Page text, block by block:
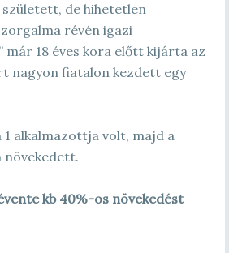
de hihetetlen
révén igazi
már 18 éves kora előtt kijárta az
nagyon fiatalon kezdett egy
1 alkalmazottja volt, majd a
növekedett.
kb 40%-os növekedést